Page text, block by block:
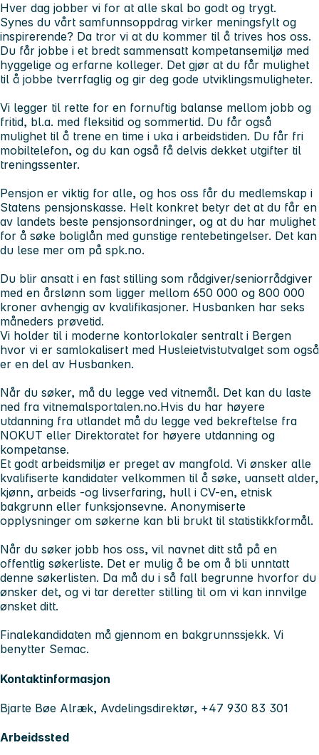
Hver dag jobber vi for at alle skal bo godt og trygt.
Synes du vårt samfunnsoppdrag virker meningsfylt og
inspirerende? Da tror vi at du kommer til å trives hos oss.
Du får jobbe i et bredt sammensatt kompetansemiljø med
hyggelige og erfarne kolleger. Det gjør at du får mulighet
til å jobbe tverrfaglig og gir deg gode utviklingsmuligheter.
Vi legger til rette for en fornuftig balanse mellom jobb og
fritid, bl.a. med fleksitid og sommertid. Du får også
mulighet til å trene en time i uka i arbeidstiden. Du får fri
mobiltelefon, og du kan også få delvis dekket utgifter til
treningssenter.
Pensjon er viktig for alle, og hos oss får du medlemskap i
Statens pensjonskasse. Helt konkret betyr det at du får en
av landets beste pensjonsordninger, og at du har mulighet
for å søke boliglån med gunstige rentebetingelser. Det kan
du lese mer om på spk.no.
Du blir ansatt i en fast stilling som rådgiver/seniorrådgiver
med en årslønn som ligger mellom 650 000 og 800 000
kroner avhengig av kvalifikasjoner. Husbanken har seks
måneders prøvetid.
Vi holder til i moderne kontorlokaler sentralt i Bergen
hvor vi er samlokalisert med Husleietvistutvalget som også
er en del av Husbanken.
Når du søker, må du legge ved vitnemål. Det kan du laste
ned fra vitnemalsportalen.no.Hvis du har høyere
utdanning fra utlandet må du legge ved bekreftelse fra
NOKUT eller Direktoratet for høyere utdanning og
kompetanse.
Et godt arbeidsmiljø er preget av mangfold. Vi ønsker alle
kvalifiserte kandidater velkommen til å søke, uansett alder,
kjønn, arbeids -og livserfaring, hull i CV-en, etnisk
bakgrunn eller funksjonsevne. Anonymiserte
opplysninger om søkerne kan bli brukt til statistikkformål.
Når du søker jobb hos oss, vil navnet ditt stå på en
offentlig søkerliste. Det er mulig å be om å bli unntatt
denne søkerlisten. Da må du i så fall begrunne hvorfor du
ønsker det, og vi tar deretter stilling til om vi kan innvilge
ønsket ditt.
Finalekandidaten må gjennom en bakgrunnssjekk. Vi
benytter Semac.
Kontaktinformasjon
Bjarte Bøe Alræk, Avdelingsdirektør, +47 930 83 301
Arbeidssted